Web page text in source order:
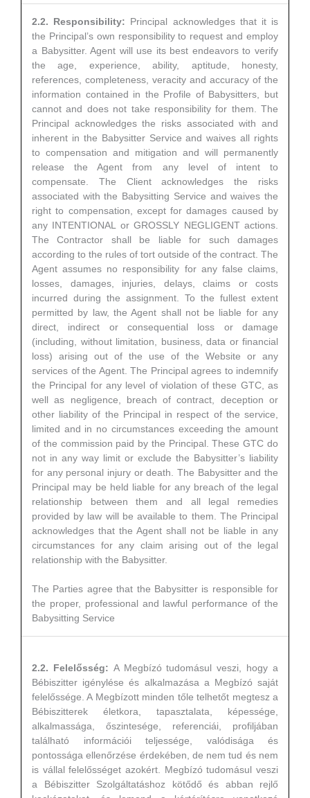
2.2. Responsibility:
Principal acknowledges that it is
the Principal’s own responsibility to request and employ
a Babysitter. Agent will use its best endeavors to verify
the age, experience, ability, aptitude, honesty,
references, completeness, veracity and accuracy of the
information contained in the Profile of Babysitters, but
cannot and does not take responsibility for them. The
Principal acknowledges the risks associated with and
inherent in the Babysitter Service and waives all rights
to compensation and mitigation and will permanently
release the Agent from any level of intent to
compensate. The Client acknowledges the risks
associated with the Babysitting Service and waives the
right to compensation, except for damages caused by
any INTENTIONAL or GROSSLY NEGLIGENT actions.
The Contractor shall be liable for such damages
according to the rules of tort outside of the contract. The
Agent assumes no responsibility for any false claims,
losses, damages, injuries, delays, claims or costs
incurred during the assignment. To the fullest extent
permitted by law, the Agent shall not be liable for any
direct, indirect or consequential loss or damage
(including, without limitation, business, data or financial
loss) arising out of the use of the Website or any
services of the Agent. The Principal agrees to indemnify
the Principal for any level of violation of these GTC, as
well as negligence, breach of contract, deception or
other liability of the Principal in respect of the service,
limited and in no circumstances exceeding the amount
of the commission paid by the Principal. These GTC do
not in any way limit or exclude the Babysitter’s liability
for any personal injury or death. The Babysitter and the
Principal may be held liable for any breach of the legal
relationship between them and all legal remedies
provided by law will be available to them. The Principal
acknowledges that the Agent shall not be liable in any
circumstances for any claim arising out of the legal
relationship with the Babysitter.
The Parties agree that the Babysitter is responsible for
the proper, professional and lawful performance of the
Babysitting Service
2.2. Felelősség: A Megbízó tudomásul veszi, hogy a
Bébiszitter igénylése és alkalmazása a Megbízó saját
felelőssége. A Megbízott minden tőle telhetőt megtesz a
Bébiszitterek életkora, tapasztalata, képessége,
alkalmassága, őszintesége, referenciái, profiljában
található információi teljessége, valódisága és
pontossága ellenőrzése érdekében, de nem tud és nem
is vállal felelősséget azokért. Megbízó tudomásul veszi
a Bébiszitter Szolgáltatáshoz kötődő és abban rejlő